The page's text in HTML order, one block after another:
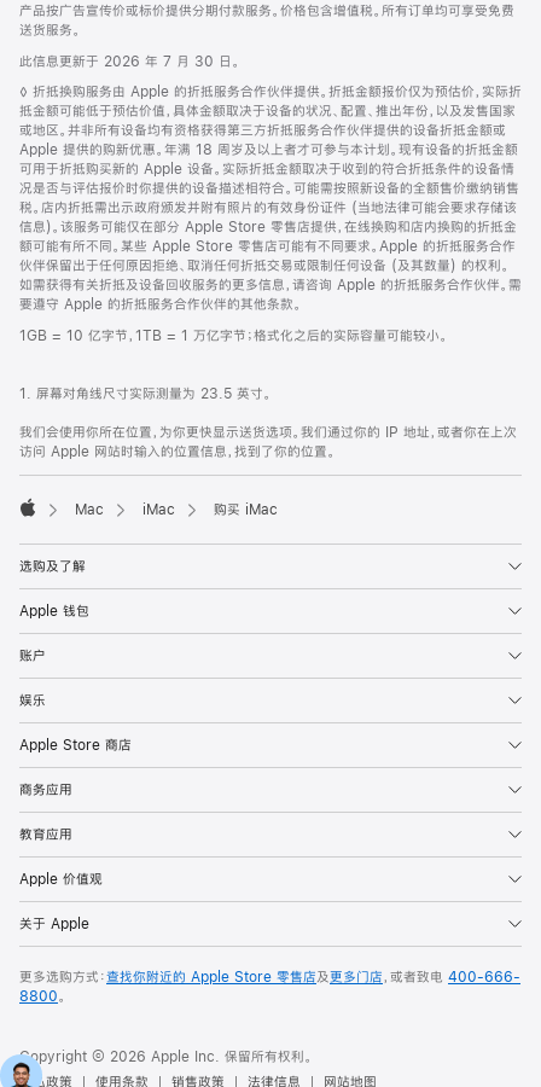
产品按广告宣传价或标价提供分期付款服务。价格包含增值税。所有订单均可享受免费
送货服务。
此信息更新于 2026 年 7 月 30 日。
脚
注
◊ 折抵换购服务由 Apple 的折抵服务合作伙伴提供。折抵金额报价仅为预估价，实际折
抵金额可能低于预估价值，具体金额取决于设备的状况、配置、推出年份，以及发售国家
或地区。并非所有设备均有资格获得第三方折抵服务合作伙伴提供的设备折抵金额或
Apple 提供的购新优惠。年满 18 周岁及以上者才可参与本计划。现有设备的折抵金额
可用于折抵购买新的 Apple 设备。实际折抵金额取决于收到的符合折抵条件的设备情
况是否与评估报价时你提供的设备描述相符合。可能需按照新设备的全额售价缴纳销售
税。店内折抵需出示政府颁发并附有照片的有效身份证件 (当地法律可能会要求存储该
信息)。该服务可能仅在部分 Apple Store 零售店提供，在线换购和店内换购的折抵金
额可能有所不同。某些 Apple Store 零售店可能有不同要求。Apple 的折抵服务合作
伙伴保留出于任何原因拒绝、取消任何折抵交易或限制任何设备 (及其数量) 的权利。
如需获得有关折抵及设备回收服务的更多信息，请咨询 Apple 的折抵服务合作伙伴。需
要遵守 Apple 的折抵服务合作伙伴的其他条款。
1GB = 10 亿字节，1TB = 1 万亿字节；格式化之后的实际容量可能较小。
1. 屏幕对角线尺寸实际测量为 23.5 英寸。
我们会使用你所在位置，为你更快显示送货选项。我们通过你的 IP 地址，或者你在上次
访问 Apple 网站时输入的位置信息，找到了你的位置。
Mac iMac 购买 iMac
选购及了解
Apple 钱包
账户
娱乐
Apple Store 商店
商务应用
教育应用
Apple 价值观
关于 Apple
更多选购方式：查找你附近的 Apple Store 零售店及更多门店，或者致电 400-666-
8800。
Copyright © 2026 Apple Inc. 保留所有权利。
隐私政策
使用条款 销售政策 法律信息 网站地图